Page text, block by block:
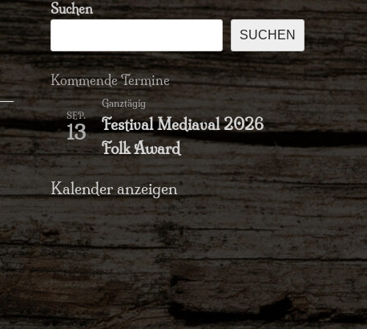
Suchen
SUCHEN
Kommende Termine
SEP.
13
Ganztägig
Festival Mediaval 2026
Folk Award
Kalender anzeigen